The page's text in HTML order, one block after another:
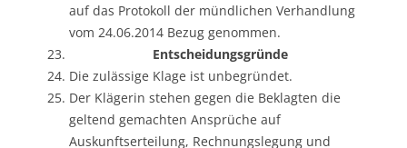
auf das Protokoll der mündlichen Verhandlung
vom 24.06.2014 Bezug genommen.
Entscheidungsgründe
Die zulässige Klage ist unbegründet.
Der Klägerin stehen gegen die Beklagten die
geltend gemachten Ansprüche auf
Auskunftserteilung, Rechnungslegung und